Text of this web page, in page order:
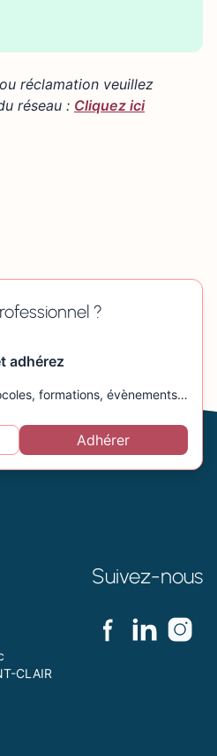
×
réclamation veuillez
réseau : Cliquez ici
?
adhérez
formations, évènements…
Adhérer
CLAIR
Suivez-nous